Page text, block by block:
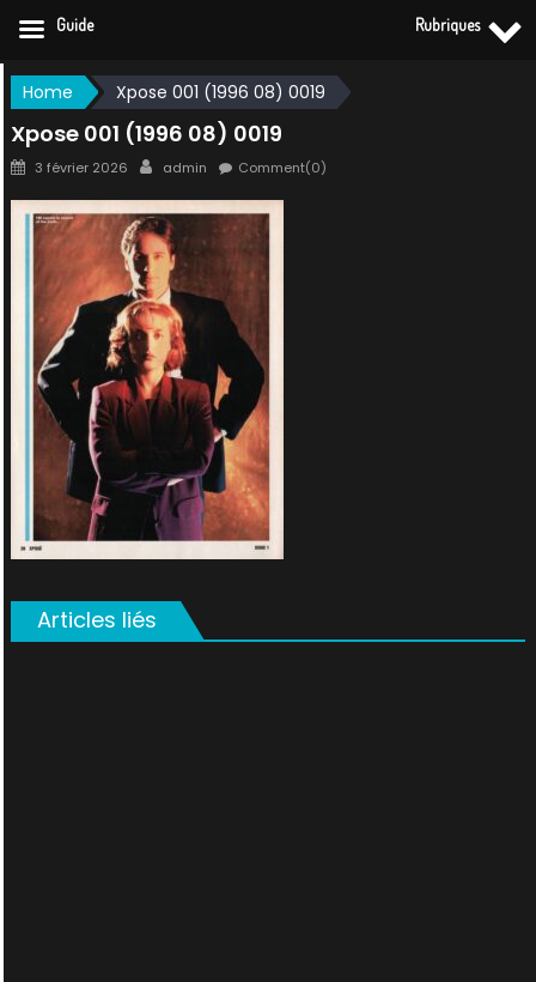
Skip
to
content
Home Xpose 001 (1996 08) 0019
Xpose 001 (1996 08) 0019
Posted
3 février 2026 Author
admin Comment(0)
Articles liés
Guide Rubriques